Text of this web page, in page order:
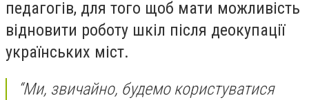
педагогів, для того щоб мати можливість
відновити роботу шкіл після деокупації
українських міст.
“Ми, звичайно, будемо користуватися